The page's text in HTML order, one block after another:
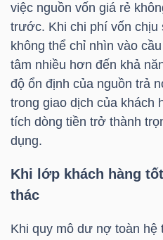
việc nguồn vốn giá rẻ
trước. Khi chi phí vốn chịu
không thể chỉ nhìn vào
tâm nhiều hơn đến khả
độ ổn định của nguồn trả
trong giao dịch của khách
tích dòng tiền trở thành
dụng.
Khi lớp khách hàng
thác
Khi quy mô dư nợ toàn hệ
PHÂN
TÍCH
VIETSTOCKFINANCE
VĨ
MÔ